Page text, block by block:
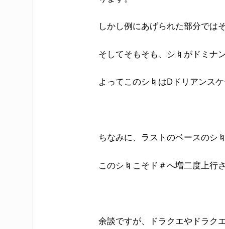
しかし例にあげられた部分では
そしてそもそも、シ♮がドミナ
よってこのシ♮はDドリアンス
ちなみに、ラストのベースのシ
このシ♮こそド＃へ増二度上行
余談ですが、ドラクエやドラク